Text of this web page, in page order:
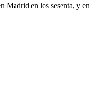
Madrid en los sesenta, y